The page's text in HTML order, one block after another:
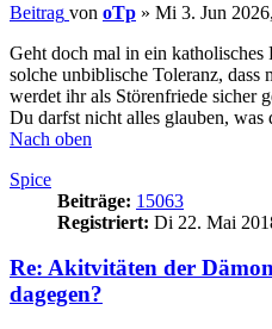
Beitrag von oTp » Mi 3. Jun
Geht doch mal in ein
solche unbiblische Toleranz, dass
werdet ihr als Störenfriede sicher
Du darfst nicht alles glauben, was
Nach oben
Spice
Beiträge: 15063
Registriert: Di 22. Mai
Re: Akitvitäten der
dagegen?